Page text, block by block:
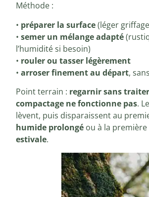
Méthode :
• préparer la surface(léger
•semer un mélange adapté
l’humidité si besoin)
• rouler ou tasser légèrement
•arroser finement au départ,
Point terrain : regarnir sans
compactage ne fonctionne pas.
lèvent, puis disparaissent au
humide prolongé ou à la première
estivale.